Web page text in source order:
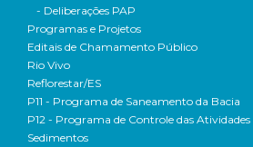
- Deliberações PAP
Programas e Projetos
Editais de Chamamento Público
Rio Vivo
Reflorestar/ES
P11 - Programa de Saneamento da Bacia
P12 - Programa de Controle das Atividades
Sedimentos